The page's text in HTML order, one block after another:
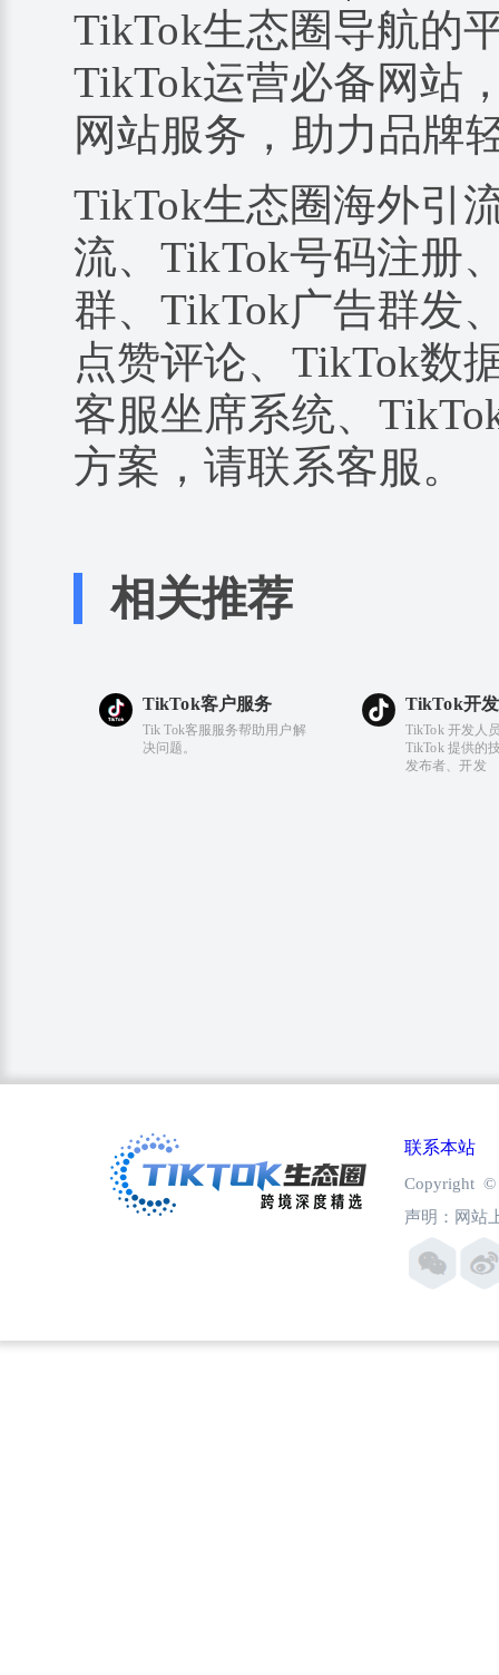
TikTok生态圈导航的
TikTok运营必备网站
网站服务，助力品牌
TikTok生态圈海外引
流、TikTok号码注册
群、TikTok广告群发
点赞评论、TikTok数
客服坐席系统、
方案，请联系客服。
相关推荐
TikTok客户服务
Tik Tok客服服务帮助用户解
决问题。
TikTok开
TikTok 开发人
TikTok 提供的
发布者、开发
联系本站
Copyright ©
声明：网站